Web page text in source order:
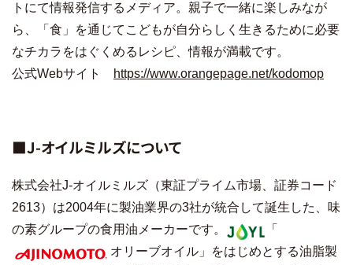
トにて情報発信するメディア。親子で一緒に楽しみなが
ら、「食」を通じてこどもが自分らしく生きるために必要
なチカラをはぐくめるレシピ、情報が満載です。
公式Webサイト
https://www.orangepage.net/kodomop
■J-オイルミルズについて
株式会社J-オイルミルズ（東証プライム市場、証券コード
2613）は2004年に製油業界の3社が統合して誕生した、味
の素グループの食用油メーカーです。
「
オリーブオイル」をはじめとする油脂製